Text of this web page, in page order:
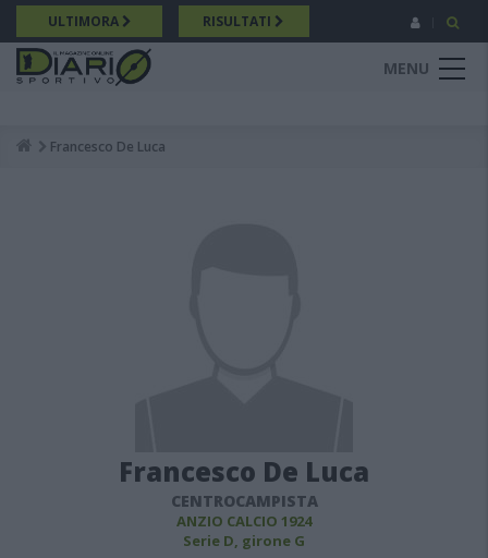
Salta
al
contenuto
principale
ULTIMORA RISULTATI
MENU
Breadcrumb
Francesco De Luca
Francesco De Luca
CENTROCAMPISTA
ANZIO CALCIO 1924
Serie D, girone G